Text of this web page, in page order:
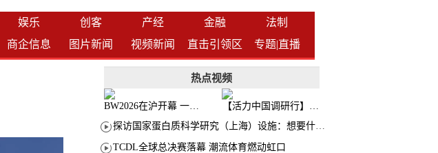
娱乐 创客 产经 金融
法制
商企信息 图片新闻 视频新闻 直击引领区 专题|直播
热点视频
BW2026在沪开幕 一众次元品牌集中发布全新企划
【活力中国调研行】上海机器人研究院以技术标准撬动长三角智造协同
探访国家蛋白质科学研究（上海）设施：想要什么蛋白 AI直接设计合成
TCDL全球总决赛落幕 潮流体育燃动虹口